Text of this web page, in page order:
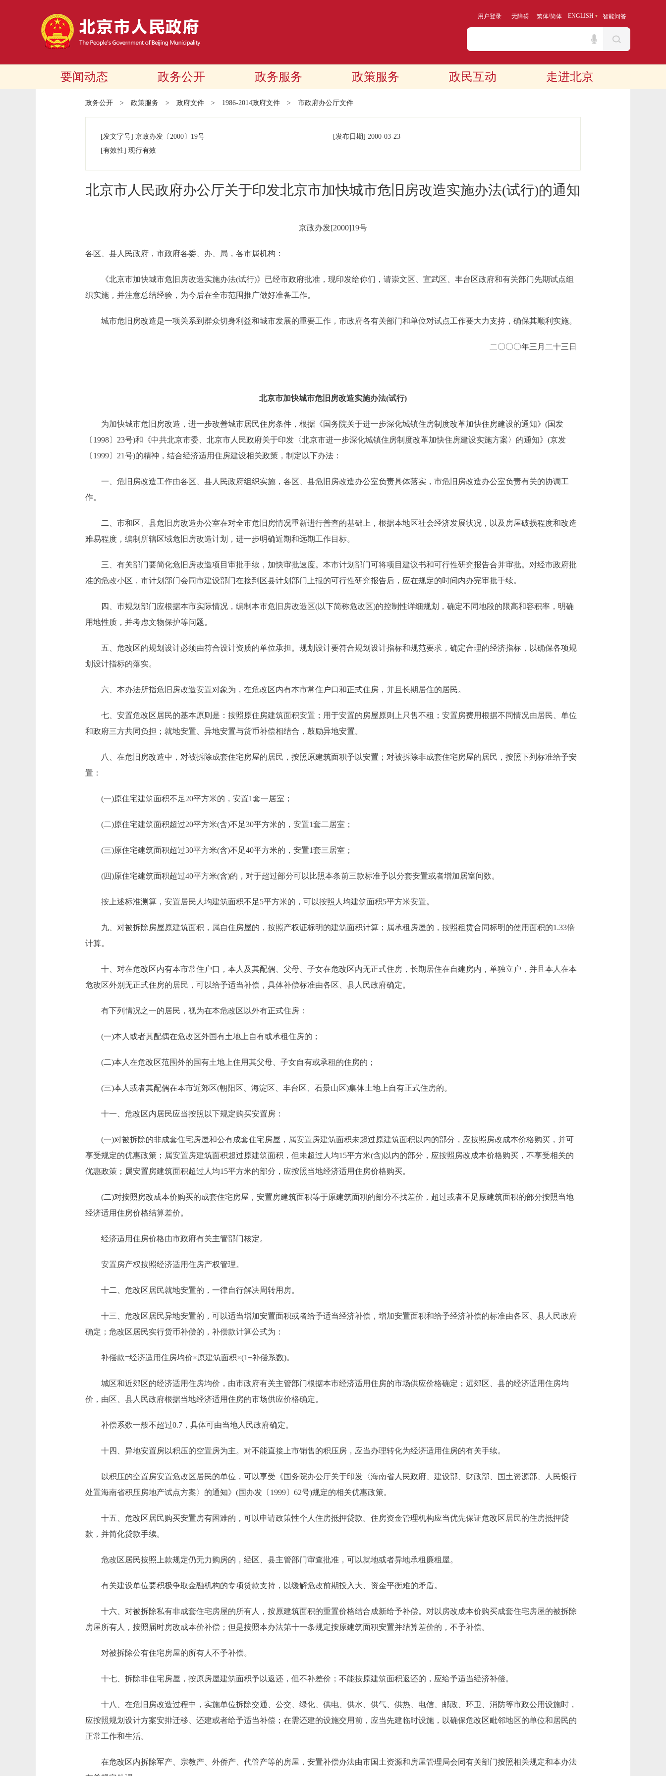
用户登录 无障碍 繁体/简体 ENGLISH 智能问答
要闻动态 政务公开 政务服务 政策服务 政民互动 走进北京
政务公开 > 政策服务 > 政府文件 > 1986-2014政府文件 > 市政府办公厅文件
[发文字号] 京政办发 〔2000〕 19号 [发布日期] 2000-03-23
[有效性] 现行有效
北京市人民政府办公厅关于印发北京市加快城市危旧房改造实施办法(试行)的通知
京政办发[2000]19号
各区、县人民政府，市政府各委、办、局，各市属机构：
《北京市加快城市危旧房改造实施办法(试行)》已经市政府批准，现印发给你们，请崇文区、宣武区、丰台区政府和有关部门先期试点组
织实施，并注意总结经验，为今后在全市范围推广做好准备工作。
城市危旧房改造是一项关系到群众切身利益和城市发展的重要工作，市政府各有关部门和单位对试点工作要大力支持，确保其顺利实施。
二〇〇〇年三月二十三日
北京市加快城市危旧房改造实施办法(试行)
为加快城市危旧房改造，进一步改善城市居民住房条件，根据《国务院关于进一步深化城镇住房制度改革加快住房建设的通知》(国发
〔1998〕23号)和《中共北京市委、北京市人民政府关于印发〈北京市进一步深化城镇住房制度改革加快住房建设实施方案〉的通知》(京发
〔1999〕21号)的精神，结合经济适用住房建设相关政策，制定以下办法：
一、危旧房改造工作由各区、县人民政府组织实施，各区、县危旧房改造办公室负责具体落实，市危旧房改造办公室负责有关的协调工
作。
二、市和区、县危旧房改造办公室在对全市危旧房情况重新进行普查的基础上，根据本地区社会经济发展状况，以及房屋破损程度和改造
难易程度，编制所辖区域危旧房改造计划，进一步明确近期和远期工作目标。
三、有关部门要简化危旧房改造项目审批手续，加快审批速度。本市计划部门可将项目建议书和可行性研究报告合并审批。对经市政府批
准的危改小区，市计划部门会同市建设部门在接到区县计划部门上报的可行性研究报告后，应在规定的时间内办完审批手续。
四、市规划部门应根据本市实际情况，编制本市危旧房改造区(以下简称危改区)的控制性详细规划，确定不同地段的限高和容积率，明确
用地性质，并考虑文物保护等问题。
五、危改区的规划设计必须由符合设计资质的单位承担。规划设计要符合规划设计指标和规范要求，确定合理的经济指标，以确保各项规
划设计指标的落实。
六、本办法所指危旧房改造安置对象为，在危改区内有本市常住户口和正式住房，并且长期居住的居民。
七、安置危改区居民的基本原则是：按照原住房建筑面积安置；用于安置的房屋原则上只售不租；安置房费用根据不同情况由居民、单位
和政府三方共同负担；就地安置、异地安置与货币补偿相结合，鼓励异地安置。
八、在危旧房改造中，对被拆除成套住宅房屋的居民，按照原建筑面积予以安置；对被拆除非成套住宅房屋的居民，按照下列标准给予安
置：
(一)原住宅建筑面积不足20平方米的，安置1套一居室；
(二)原住宅建筑面积超过20平方米(含)不足30平方米的，安置1套二居室；
(三)原住宅建筑面积超过30平方米(含)不足40平方米的，安置1套三居室；
(四)原住宅建筑面积超过40平方米(含)的，对于超过部分可以比照本条前三款标准予以分套安置或者增加居室间数。
按上述标准测算，安置居民人均建筑面积不足5平方米的，可以按照人均建筑面积5平方米安置。
九、对被拆除房屋原建筑面积，属自住房屋的，按照产权证标明的建筑面积计算；属承租房屋的，按照租赁合同标明的使用面积的1.33倍
计算。
十、对在危改区内有本市常住户口，本人及其配偶、父母、子女在危改区内无正式住房，长期居住在自建房内，单独立户，并且本人在本
危改区外别无正式住房的居民，可以给予适当补偿，具体补偿标准由各区、县人民政府确定。
有下列情况之一的居民，视为在本危改区以外有正式住房：
(一)本人或者其配偶在危改区外国有土地上自有或承租住房的；
(二)本人在危改区范围外的国有土地上住用其父母、子女自有或承租的住房的；
(三)本人或者其配偶在本市近郊区(朝阳区、海淀区、丰台区、石景山区)集体土地上自有正式住房的。
十一、危改区内居民应当按照以下规定购买安置房：
(一)对被拆除的非成套住宅房屋和公有成套住宅房屋，属安置房建筑面积未超过原建筑面积以内的部分，应按照房改成本价格购买，并可
享受规定的优惠政策；属安置房建筑面积超过原建筑面积，但未超过人均15平方米(含)以内的部分，应按照房改成本价格购买，不享受相关的
优惠政策；属安置房建筑面积超过人均15平方米的部分，应按照当地经济适用住房价格购买。
(二)对按照房改成本价购买的成套住宅房屋，安置房建筑面积等于原建筑面积的部分不找差价，超过或者不足原建筑面积的部分按照当地
经济适用住房价格结算差价。
经济适用住房价格由市政府有关主管部门核定。
安置房产权按照经济适用住房产权管理。
十二、危改区居民就地安置的，一律自行解决周转用房。
十三、危改区居民异地安置的，可以适当增加安置面积或者给予适当经济补偿，增加安置面积和给予经济补偿的标准由各区、县人民政府
确定；危改区居民实行货币补偿的，补偿款计算公式为：
补偿款=经济适用住房均价×原建筑面积×(1+补偿系数)。
城区和近郊区的经济适用住房均价，由市政府有关主管部门根据本市经济适用住房的市场供应价格确定；远郊区、县的经济适用住房均
价，由区、县人民政府根据当地经济适用住房的市场供应价格确定。
补偿系数一般不超过0.7，具体可由当地人民政府确定。
十四、异地安置房以积压的空置房为主。对不能直接上市销售的积压房，应当办理转化为经济适用住房的有关手续。
以积压的空置房安置危改区居民的单位，可以享受《国务院办公厅关于印发〈海南省人民政府、建设部、财政部、国土资源部、人民银行
处置海南省积压房地产试点方案〉的通知》(国办发〔1999〕62号)规定的相关优惠政策。
十五、危改区居民购买安置房有困难的，可以申请政策性个人住房抵押贷款。住房资金管理机构应当优先保证危改区居民的住房抵押贷
款，并简化贷款手续。
危改区居民按照上款规定仍无力购房的，经区、县主管部门审查批准，可以就地或者异地承租廉租屋。
有关建设单位要积极争取金融机构的专项贷款支持，以缓解危改前期投入大、资金平衡难的矛盾。
十六、对被拆除私有非成套住宅房屋的所有人，按原建筑面积的重置价格结合成新给予补偿。对以房改成本价购买成套住宅房屋的被拆除
房屋所有人，按照届时房改成本价补偿；但是按照本办法第十一条规定按原建筑面积安置并结算差价的，不予补偿。
对被拆除公有住宅房屋的所有人不予补偿。
十七、拆除非住宅房屋，按原房屋建筑面积予以返还，但不补差价；不能按原建筑面积返还的，应给予适当经济补偿。
十八、在危旧房改造过程中，实施单位拆除交通、公交、绿化、供电、供水、供气、供热、电信、邮政、环卫、消防等市政公用设施时，
应按照规划设计方案安排迁移、还建或者给予适当补偿；在需还建的设施交用前，应当先建临时设施，以确保危改区毗邻地区的单位和居民的
正常工作和生活。
在危改区内拆除军产、宗教产、外侨产、代管产等的房屋，安置补偿办法由市国土资源和房屋管理局会同有关部门按照相关规定和本办法